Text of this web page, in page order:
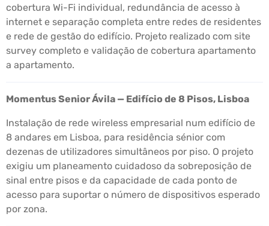
cobertura Wi-Fi individual, redundância de acesso à
internet e separação completa entre redes de residentes
e rede de gestão do edifício. Projeto realizado com site
survey completo e validação de cobertura apartamento
a apartamento.
Momentus Senior Ávila — Edifício de 8 Pisos, Lisboa
Instalação de rede wireless empresarial num edifício de
8 andares em Lisboa, para residência sénior com
dezenas de utilizadores simultâneos por piso. O projeto
exigiu um planeamento cuidadoso da sobreposição de
sinal entre pisos e da capacidade de cada ponto de
acesso para suportar o número de dispositivos esperado
por zona.